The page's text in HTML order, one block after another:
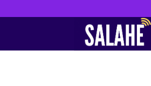
to